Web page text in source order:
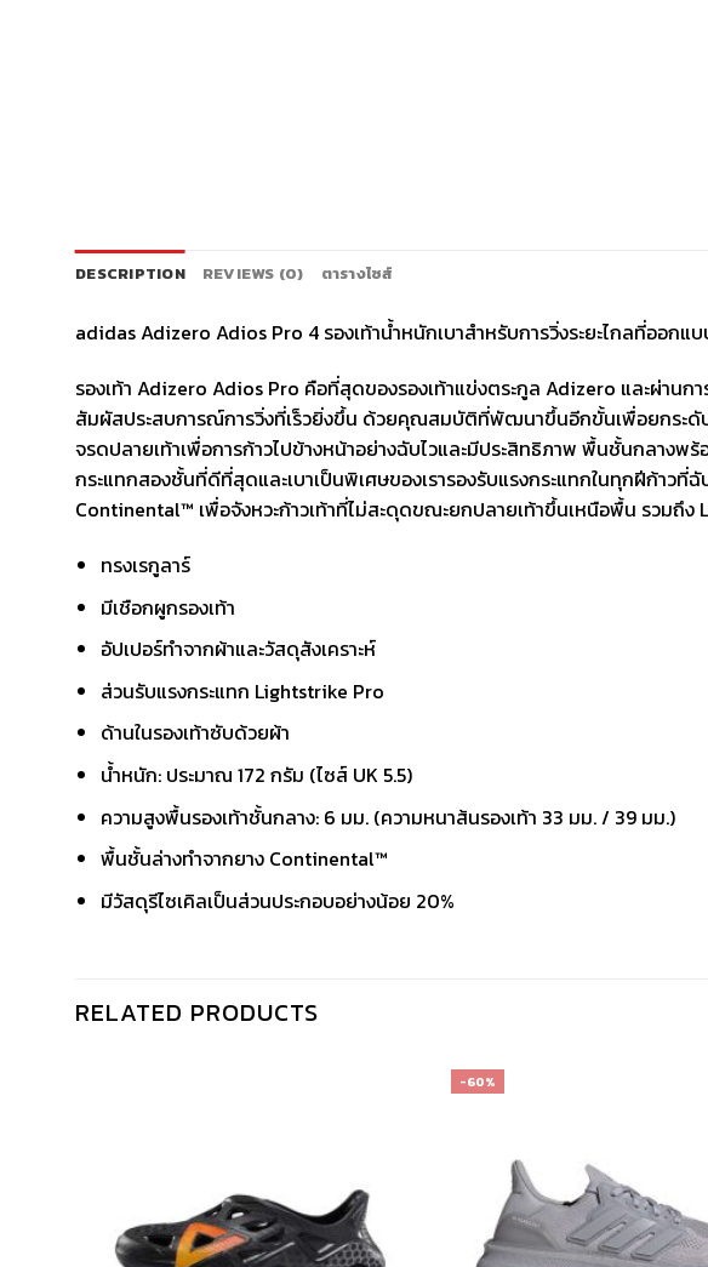
DESCRIPTION REVIEWS (0) ตารางไซส์
adidas Adizero Adios Pro 4 รองเท้าน้ำหนักเบาสำหรับการวิ่งระยะไกลที่ออกแ
รองเท้า Adizero Adios Pro คือที่สุดของรองเท้าแข่งตระกูล Adizero และผ่าน
สัมผัสประสบการณ์การวิ่งที่เร็วยิ่งขึ้น ด้วยคุณสมบัติที่พัฒนาขึ้นอีกขั้นเพื่อยกระดับ
จรดปลายเท้าเพื่อการก้าวไปข้างหน้าอย่างฉับไวและมีประสิทธิภาพ พื้นชั้นกลางพ
กระแทกสองชั้นที่ดีที่สุดและเบาเป็นพิเศษของเรารองรับแรงกระแทกในทุกฝีก้าวที่
Continental™ เพื่อจังหวะก้าวเท้าที่ไม่สะดุดขณะยกปลายเท้าขึ้นเหนือพื้น รวมถึง
ทรงเรกูลาร์
มีเชือกผูกรองเท้า
อัปเปอร์ทำจากผ้าและวัสดุสังเคราะห์
ส่วนรับแรงกระแทก Lightstrike Pro
ด้านในรองเท้าซับด้วยผ้า
น้ำหนัก: ประมาณ 172 กรัม (ไซส์ UK 5.5)
ความสูงพื้นรองเท้าชั้นกลาง: 6 มม. (ความหนาส้นรองเท้า 33 มม. / 39 มม.)
พื้นชั้นล่างทำจากยาง Continental™
มีวัสดุรีไซเคิลเป็นส่วนประกอบอย่างน้อย 20%
RELATED PRODUCTS
-60%